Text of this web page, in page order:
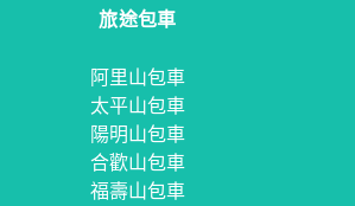
旅途包車
阿里山包車
太平山包車
陽明山包車
合歡山包車
福壽山包車